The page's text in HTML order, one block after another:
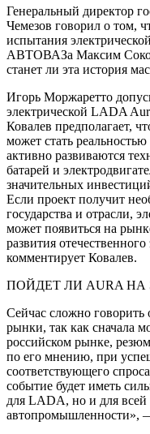
Генеральный директор
Чемезов говорил о том,
испытания
АВТОВАЗа Максим
станет ли эта история
Игорь Моржаретто
электрической LADA
Ковалев предполагает,
может стать
активно развиваются
батарей и
значительных
Если проект получит
государства и отрасли,
может появиться на
развития
комментирует Ковалев.
ПОЙДЕТ ЛИ AURA НА
Сейчас сложно
рынки, так как сначала
российском рынке,
по его мнению, при
соответствующего
событие будет иметь
для LADA, но и для всей
автопромышленности»,